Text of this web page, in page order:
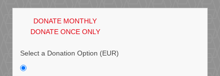
DONATE MONTHLY
DONATE ONCE ONLY
Select a Donation Option (EUR)